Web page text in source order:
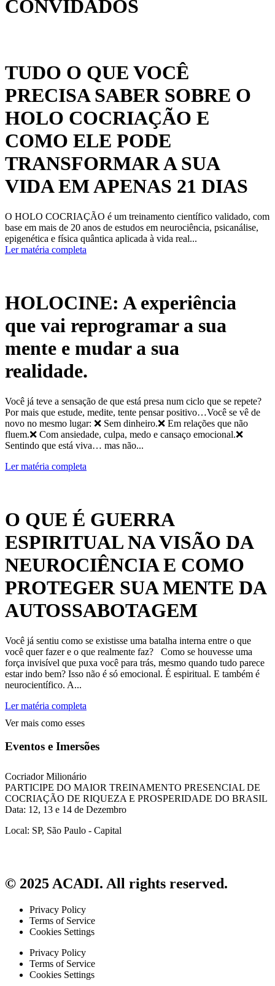
CONVIDADOS
TUDO O QUE VOCÊ
PRECISA SABER SOBRE O
HOLO COCRIAÇÃO E
COMO ELE PODE
TRANSFORMAR A SUA
VIDA EM APENAS 21 DIAS
O HOLO COCRIAÇÃO é um treinamento científico validado, com
base em mais de 20 anos de estudos em neurociência, psicanálise,
epigenética e física quântica aplicada à vida real...
Ler matéria completa
HOLOCINE: A experiência
que vai reprogramar a sua
mente e mudar a sua
realidade.
Você já teve a sensação de que está presa num ciclo que se repete?
Por mais que estude, medite, tente pensar positivo…Você se vê de
novo no mesmo lugar: ❌ Sem dinheiro.❌ Em relações que não
fluem.❌ Com ansiedade, culpa, medo e cansaço emocional.❌
Sentindo que está viva… mas não...
Ler matéria completa
O QUE É GUERRA
ESPIRITUAL NA VISÃO DA
NEUROCIÊNCIA E COMO
PROTEGER SUA MENTE DA
AUTOSSABOTAGEM
Você já sentiu como se existisse uma batalha interna entre o que
você quer fazer e o que realmente faz? Como se houvesse uma
força invisível que puxa você para trás, mesmo quando tudo parece
estar indo bem? Isso não é só emocional. É espiritual. E também é
neurocientífico. A...
Ler matéria completa
Ver mais como esses
Eventos e Imersões
Cocriador Milionário
PARTICIPE DO MAIOR TREINAMENTO PRESENCIAL DE
COCRIAÇÃO DE RIQUEZA E PROSPERIDADE DO BRASIL
Data: 12, 13 e 14 de Dezembro
Local: SP, São Paulo - Capital
© 2025 ACADI. All rights reserved.
Privacy Policy
Terms of Service
Cookies Settings
Privacy Policy
Terms of Service
Cookies Settings